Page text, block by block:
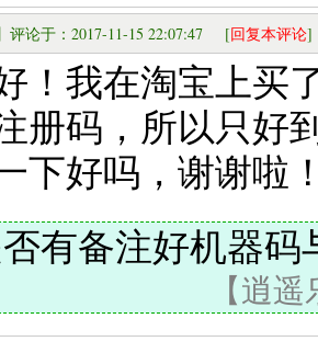
评论于：2017-11-15 22:07:47 [回复本评论]
！我在淘宝上买
册码，所以只好
下好吗，谢谢啦
有备注好机器码
【逍